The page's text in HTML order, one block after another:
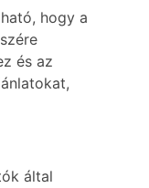
hogy a
és az
által